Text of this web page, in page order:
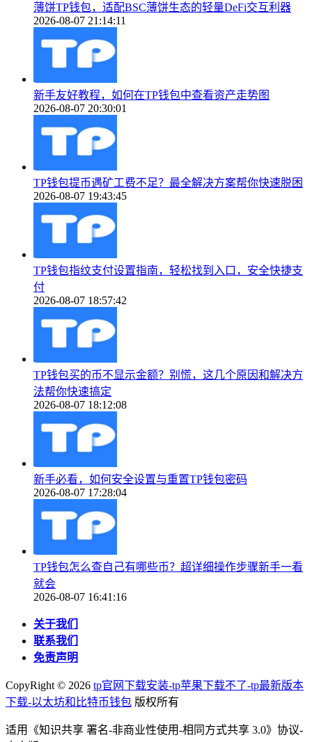
薄饼TP钱包，适配BSC薄饼生态的轻量DeFi交互利器
2026-08-07 21:14:11
新手友好教程，如何在TP钱包中查看资产走势图
2026-08-07 20:30:01
TP钱包提币遇矿工费不足？最全解决方案帮你快速脱困
2026-08-07 19:43:45
TP钱包指纹支付设置指南，轻松找到入口，安全快捷支
付
2026-08-07 18:57:42
TP钱包买的币不显示金额？别慌，这几个原因和解决方
法帮你快速搞定
2026-08-07 18:12:08
新手必看，如何安全设置与重置TP钱包密码
2026-08-07 17:28:04
TP钱包怎么查自己有哪些币？超详细操作步骤新手一看
就会
2026-08-07 16:41:16
关于我们
联系我们
免责声明
CopyRight © 2026 tp官网下载安装-tp苹果下载不了-tp最新版本
下载-以太坊和比特币钱包 版权所有
适用《知识共享 署名-非商业性使用-相同方式共享 3.0》协议-